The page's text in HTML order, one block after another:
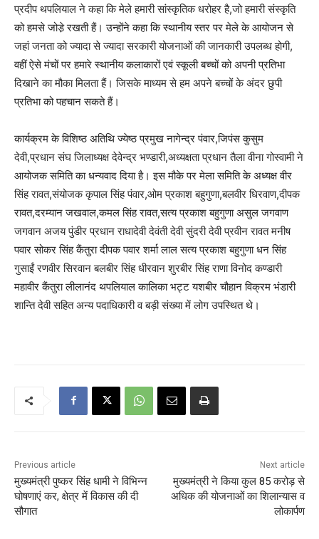
प्रदीप थपलियाल ने कहा कि मेले हमारी सांस्कृतिक धरोहर है,जो हमारी संस्कृति
को हमसे जोडे़ रखती हैं। उन्होंने कहा कि स्थानीय स्तर पर मेले के आयोजन से
जहां जनता को ज्यादा से ज्यादा सरकारी योजनाओं की जानकारी उपलब्ध होगी,
वहीं ऐसे मंचों पर हमारे स्थानीय कलाकारों एवं स्कूली बच्चों को अपनी प्रतिभा
दिखाने का मौका मिलता हैं। जिसके माध्यम से हम अपने बच्चों के अंदर छुपी
प्रतिभा को पहचान सकते हैं।
कार्यक्रम के विशिष्ठ अतिथि ज्येष्ठ प्रमुख नागेन्द्र पंवार,जिपंस कुसुम
देवी,प्रधान संघ जिलाध्यक्ष देवेन्द्र भण्डारी,अध्यक्षता प्रधान तैला वीना गोस्वामी ने
आयोजक समिति का धन्यवाद दिया है। इस मौके पर मेला समिति के अध्यक्ष वीर
सिंह रावत,संयोजक कृपाल सिंह पंवार,ओम प्रकाश बहुगुणा,बलवीर धिरवाण,दीपक
रावत,दरम्यान जखवाल,कमल सिंह रावत,सत्य प्रकाश बहुगुणा असुल जगवाण
जगवान अजय पुंडीर प्रधान राधादेवी देवंती देवी सुंदरी देवी प्रवीन रावत मनीष
पवार सोकर सिंह कैंतुरा दीपक पवार शर्मा लाल सत्य प्रकाश बहुगुणा धन सिंह
गुसाईं रणवीर सिरवान बलबीर सिंह धीरवान शुरबीर सिंह राणा विनोद कण्डारी
महावीर कैंतुरा लीलानंद थपलियाल कालिका भट्ट यशबीर चौहान विक्रम भंडारी
शान्ति देवी सहित अन्य पदाधिकारी व बड़ी संख्या में लोग उपस्थित थे।
Previous article
मुख्यमंत्री पुष्कर सिंह धामी ने विभिन्न
घोषणाएं कर, क्षेत्र में विकास की दी
सौगात
Next article
मुख्यमंत्री ने किया कुल 85 करोड़ से
अधिक की योजनाओं का शिलान्यास व
लोकार्पण